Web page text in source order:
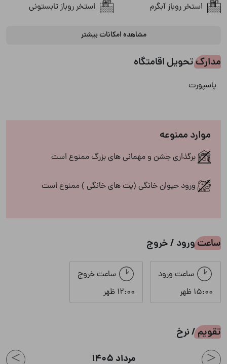
استخر روباز آبگرم استخر روباز تابستونی
استخر کودک
استخردار
تلویزیون جاروبرقی
جکوزی چای ساز
سشوار
ظروف آشپزخانه فضای سبز
کولر اسپلیت ماشین ظرفشویی
ماشین لباسشویی
مشاهده امکانات بیشتر
مدارک تحویل اقامتگاه
پاسپورت
موارد ممنوعه
برگذاری جشن و مهمانی های بزرگ ممنوع است
ورود حیوان خانگی (پت های خانگی ) ممنوع است
ساعت ورود / خروج
ساعت ورود
15:00 ظهر
ساعت خروج
12:00 ظهر
تقویم / نرخ
مرداد 1405